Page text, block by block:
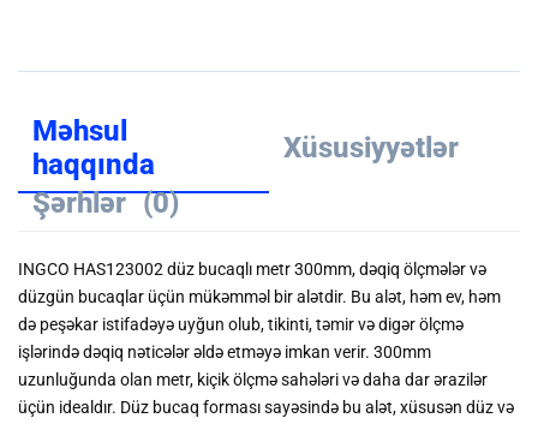
Məhsul
haqqında
Xüsusiyyətlər
Şərhlər (0)
INGCO HAS123002 düz bucaqlı metr 300mm, dəqiq ölçmələr və
düzgün bucaqlar üçün mükəmməl bir alətdir. Bu alət, həm ev, həm
də peşəkar istifadəyə uyğun olub, tikinti, təmir və digər ölçmə
işlərində dəqiq nəticələr əldə etməyə imkan verir. 300mm
uzunluğunda olan metr, kiçik ölçmə sahələri və daha dar ərazilər
üçün idealdır. Düz bucaq forması sayəsində bu alət, xüsusən düz və